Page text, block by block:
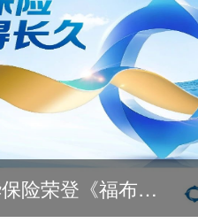
第378位！新华保险荣登《福布斯》全球500强